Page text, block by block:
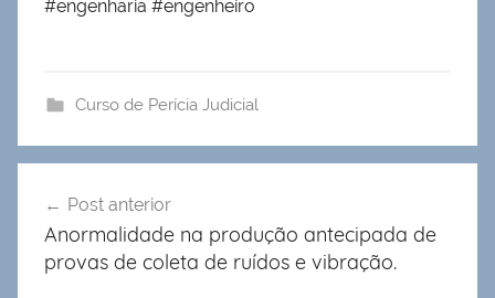
#engenharia #engenheiro
Curso de Perícia Judicial
de
Post
Post anterior
Anormalidade na produção antecipada de
provas de coleta de ruídos e vibração.